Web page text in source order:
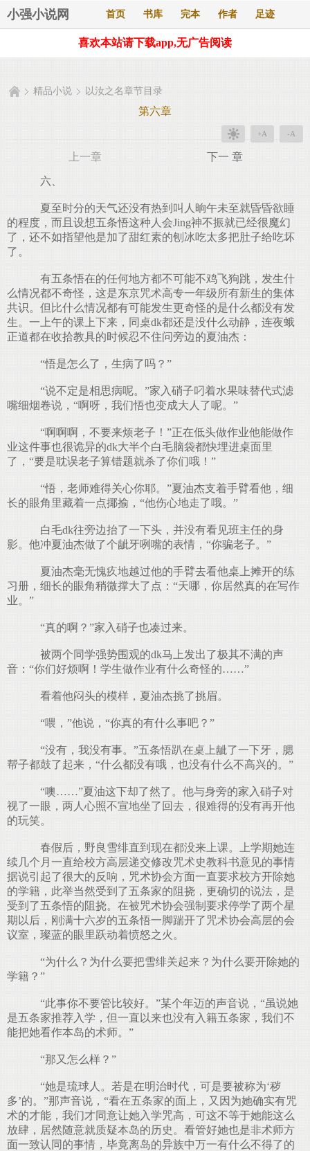
小强小说网 首页 书库 完本 作者 足迹
喜欢本站请下载app,无广告阅读
精品小说 以汝之名章节目录
第六章
+A -A
上一章 下一 章
六、
夏至时分的天气还没有热到叫人晌午未至就昏昏欲睡
的程度，而且设想五条悟这种人会Jing神不振就已经很魔幻
了，还不如指望他是加了甜红素的刨冰吃太多把肚子给吃坏
了。
有五条悟在的任何地方都不可能不鸡飞狗跳，发生什
么情况都不奇怪，这是东京咒术高专一年级所有新生的集体
共识。但比什么情况都有可能发生更奇怪的是什么都没有发
生。一上午的课上下来，同桌dk都还是没什么动静，连夜蛾
正道都在收拾教具的时候忍不住问旁边的夏油杰：
“悟是怎么了，生病了吗？”
“说不定是相思病呢。”家入硝子叼着水果味替代式滤
嘴细烟卷说，“啊呀，我们悟也变成大人了呢。”
“啊啊啊，不要来烦老子！”正在低头做作业他能做作
业这件事也很诡异的dk大半个白毛脑袋都快埋进桌面里
了，“要是耽误老子算错题就杀了你们哦！”
“悟，老师难得关心你耶。”夏油杰支着手臂看他，细
长的眼角里藏着一点揶揄，“他伤心地走了哦。”
白毛dk往旁边抬了一下头，并没有看见班主任的身
影。他冲夏油杰做了个龇牙咧嘴的表情，“你骗老子。”
夏油杰毫无愧疚地越过他的手臂去看他桌上摊开的练
习册，细长的眼角稍微撑大了点：“天哪，你居然真的在写作
业。”
“真的啊？”家入硝子也凑过来。
被两个同学强势围观的dk马上发出了极其不满的声
音：“你们好烦啊！学生做作业有什么奇怪的……”
看着他闷头的模样，夏油杰挑了挑眉。
“喂，”他说，“你真的有什么事吧？”
“没有，我没有事。”五条悟趴在桌上龇了一下牙，腮
帮子都鼓了起来，“什么都没有哦，也没有什么不高兴的。”
“噢……”夏油这下却了然了。他与身旁的家入硝子对
视了一眼，两人心照不宣地坐了回去，很难得的没有再开他
的玩笑。
春假后，野良雪绯直到现在都没来上课。上学期她连
续几个月一直给校方高层递交修改咒术史教科书意见的事情
据说引起了很大的反响，咒术协会方面一直要求校方开除她
的学籍，此举当然受到了五条家的阻挠，更确切的说法，是
受到了五条悟的阻挠。在被咒术协会强制要求停学了两个星
期以后，刚满十六岁的五条悟一脚踹开了咒术协会高层的会
议室，璨蓝的眼里跃动着愤怒之火。
“为什么？为什么要把雪绯关起来？为什么要开除她的
学籍？”
“此事你不要管比较好。”某个年迈的声音说，“虽说她
是五条家推荐入学，但一直以来也没有入籍五条家，我们不
能把她看作本岛的术师。”
“那又怎么样？”
“她是琉球人。若是在明治时代，可是要被称为‘秽
多’的。”那声音说，“看在五条家的面上，又因为她确实有咒
术的才能，我们才同意让她入学咒高，可这不等于她能这么
放肆，居然随意就质疑本岛的历史。看管好她也是非术师方
面一致认同的事情，毕竟离岛的异族中万一有什么不得了的